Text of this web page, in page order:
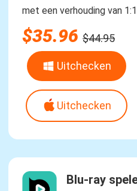
met een verhouding van
$35.96 $44.95
Uitchecken
Uitchecken
Blu-ray